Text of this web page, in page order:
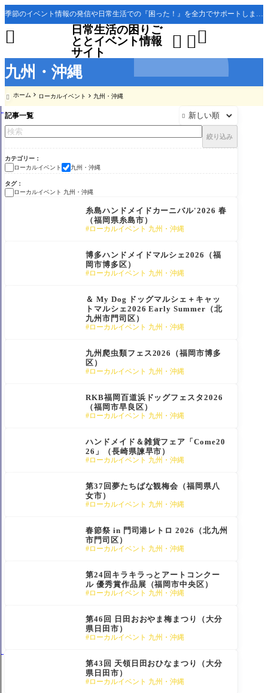
九州・沖縄
季節のイベント情報の発信や日常生活での『困った！』を全力でサポートします。
日常生活の困りご
ととイベント情報
サイト
 

 ホーム ローカルイベント 九州・沖縄
記事一覧 
絞り込み
カテゴリー
ローカルイベント
九州・沖縄
タグ
ローカルイベント 九州・沖縄
糸島ハンドメイドカーニバル'2026 春
（福岡県糸島市）
ローカルイベント 九州・沖縄
博多ハンドメイドマルシェ2026（福
岡市博多区）
ローカルイベント 九州・沖縄
＆ My Dog ドッグマルシェ＋キャッ
トマルシェ2026 Early Summer（北
九州市門司区）
ローカルイベント 九州・沖縄
九州爬虫類フェス2026（福岡市博多
区）
ローカルイベント 九州・沖縄
RKB福岡百道浜ドッグフェスタ2026
（福岡市早良区）
ローカルイベント 九州・沖縄
ハンドメイド＆雑貨フェア「Come20
26」（長崎県諫早市）
ローカルイベント 九州・沖縄
第37回夢たちばな観梅会（福岡県八
女市）
ローカルイベント 九州・沖縄
春節祭 in 門司港レトロ 2026（北九州
市門司区）
ローカルイベント 九州・沖縄
第24回キラキラっとアートコンクー
ル 優秀賞作品展（福岡市中央区）
ローカルイベント 九州・沖縄
第46回 日田おおやま梅まつり（大分
県日田市）
ローカルイベント 九州・沖縄
第43回 天領日田おひなまつり（大分
県日田市）
ローカルイベント 九州・沖縄